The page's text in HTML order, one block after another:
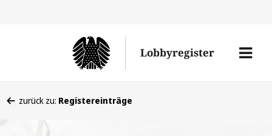
Lobbyregister
Menü
befinden
zurück zu: Registereinträge